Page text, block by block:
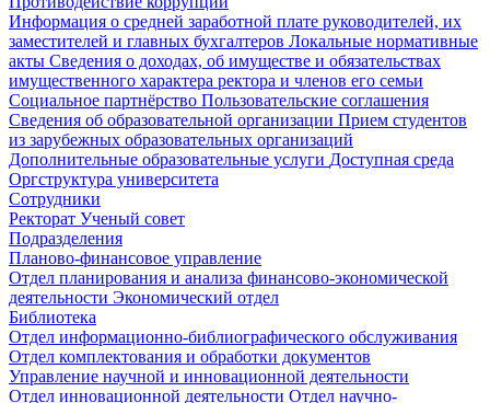
Информация о средней заработной плате руководителей, их
заместителей и главных бухгалтеров Локальные нормативные
акты Сведения о доходах, об имуществе и обязательствах
имущественного характера ректора и членов его семьи
Социальное партнёрство Пользовательские соглашения
Сведения об образовательной организации Прием студентов
из зарубежных образовательных организаций
Дополнительные образовательные услуги Доступная среда
Оргструктура университета
Сотрудники
Ректорат Ученый совет
Подразделения
Планово-финансовое управление
Отдел планирования и анализа финансово-экономической
деятельности Экономический отдел
Библиотека
Отдел информационно-библиографического обслуживания
Отдел комплектования и обработки документов
Управление научной и инновационной деятельности
Отдел инновационной деятельности Отдел научно-